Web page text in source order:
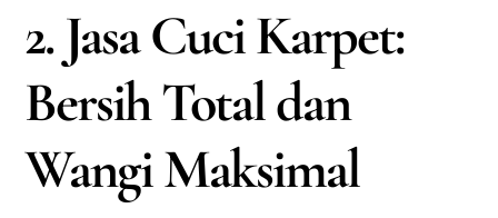
2. Jasa Cuci Karpet:
Bersih Total dan
Wangi Maksimal